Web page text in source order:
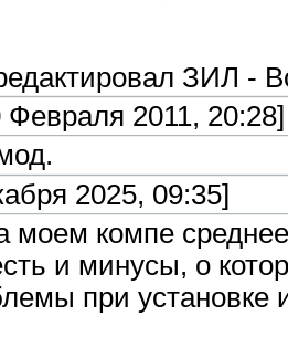
ЗИЛ -
Февраля 2011, 20:28]
2025, 09:35]
моем компе
и минусы, о
при установке